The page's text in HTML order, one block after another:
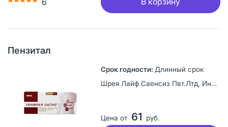
Пензитал
Длинный срок
Шрея Лайф Саенсиз Пвт.Лтд, Индия
Цена от 61 руб.